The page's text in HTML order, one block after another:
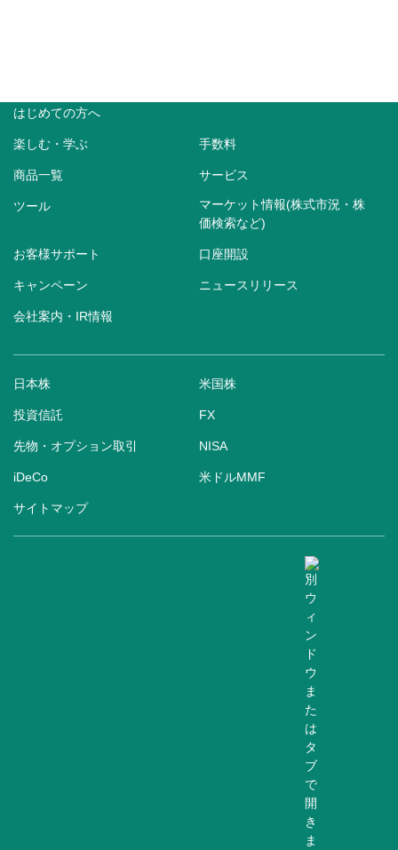
はじめての方へ
楽しむ・学ぶ 手数料
商品一覧 サービス
ツール
マーケット情報(株式市況・株
価検索など)
お客様サポート 口座開設
キャンペーン ニュースリリース
会社案内・IR情報
日本株 米国株
投資信託 FX
先物・オプション取引 NISA
iDeCo 米ドルMMF
サイトマップ